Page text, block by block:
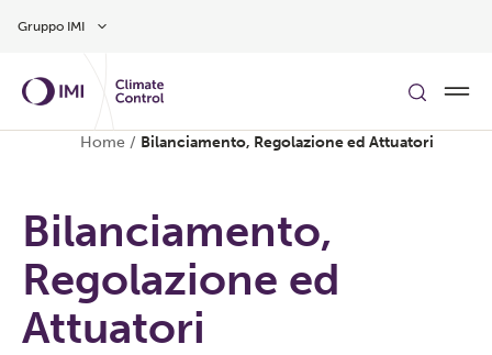
Gruppo IMI
Home / Bilanciamento, Regolazione ed Attuatori
Bilanciamento,
Regolazione ed
Attuatori